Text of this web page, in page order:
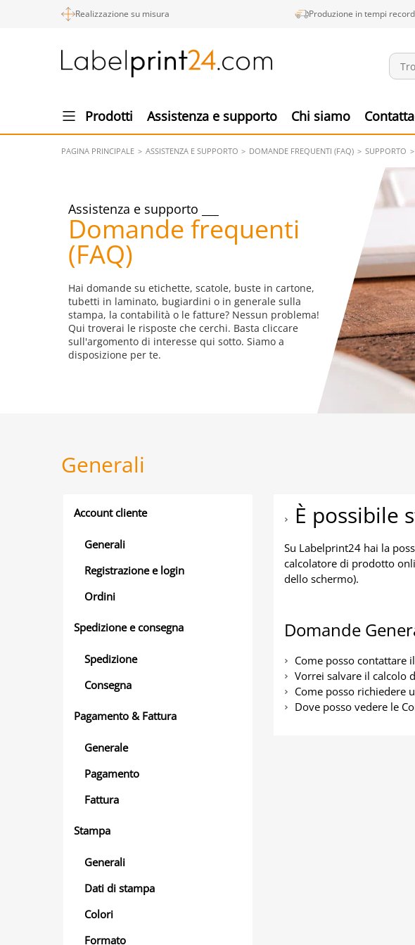
Realizzazione su misura Produzione in tempi record
Prodotti Assistenza e supporto Chi siamo
PAGINA PRINCIPALE ASSISTENZA E SUPPORTO DOMANDE FREQUENTI (FAQ) SUPPORTO
Assistenza e supporto
Domande frequenti
(FAQ)
Hai domande su etichette, scatole, buste in cartone,
tubetti in laminato, bugiardini o in generale sulla
stampa, la contabilità o le fatture? Nessun problema!
Qui troverai le risposte che cerchi. Basta cliccare
sull'argomento di interesse qui sotto. Siamo a
disposizione per te.
Generali
Account cliente
Generali
Registrazione e login
Ordini
Spedizione e consegna
Spedizione
Consegna
Pagamento & Fattura
Generale
Pagamento
Fattura
Stampa
Generali
Dati di stampa
Colori
Formato
È possibile
Su Labelprint24 hai la
calcolatore di prodotto
dello schermo).
Domande
Come posso contattare
Vorrei salvare il calcolo
Come posso richiedere
Dove posso vedere le